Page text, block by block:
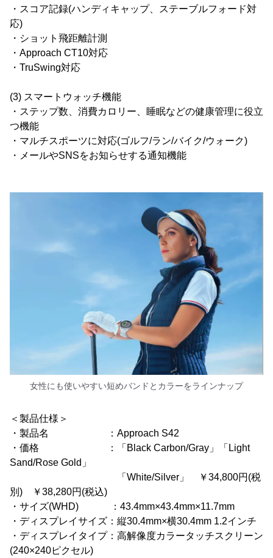
・スコア記録(ハンディキャップ、ステーブルフォード対
応)
・ショット飛距離計測
・Approach CT10対応
・TruSwing対応
(3) スマートウォッチ機能
・ステップ数、消費カロリー、睡眠などの健康管理に役立
つ機能
・マルチスポーツに対応(ゴルフ/ラン/バイク/ウォーク)
・メールやSNSをお知らせする通知機能
女性にも使いやすい短めバンドとカラーをラインナップ
＜製品仕様＞
・製品名 ：Approach S42
・価格 ：「Black Carbon/Gray」「Light
Sand/Rose Gold」
「White/Silver」 ￥34,800円(税
別) ￥38,280円(税込)
・サイズ(WHD) ：43.4mm×43.4mm×11.7mm
・ディスプレイサイズ：縦30.4mm×横30.4mm 1.2インチ
・ディスプレイタイプ：高解像度カラータッチスクリーン
(240×240ピクセル)